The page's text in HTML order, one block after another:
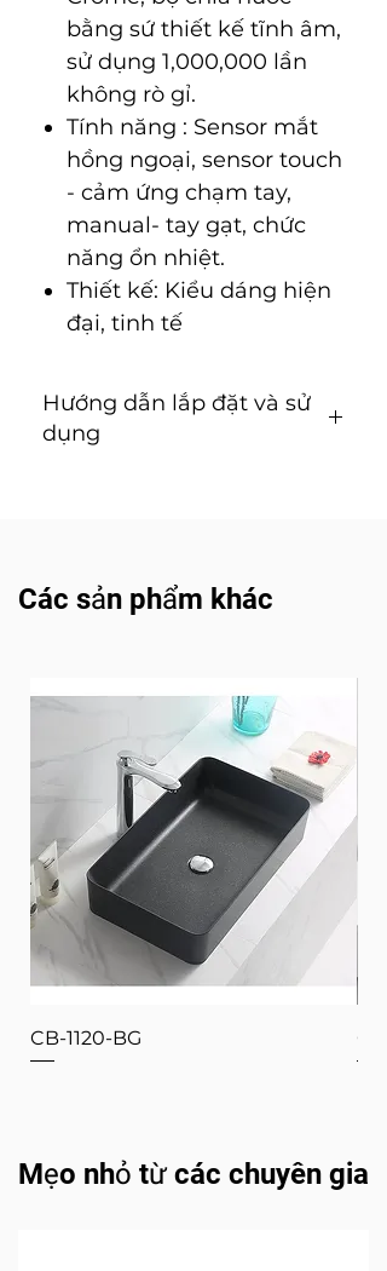
bằng sứ thiết kế tĩnh âm,
sử dụng 1,000,000 lần
không rò gỉ.
Tính năng : Sensor mắt
hồng ngoại, sensor touch
- cảm ứng chạm tay,
manual- tay gạt, chức
năng ổn nhiệt.
Thiết kế: Kiểu dáng hiện
đại, tinh tế
Hướng dẫn lắp đặt và sử
dụng
Các sản phẩm khác
CB-1120-BG
Mẹo nhỏ từ các chuyên gia